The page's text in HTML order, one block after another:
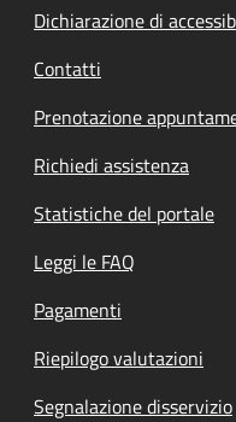
Dichiarazione di
Contatti
Prenotazione
Richiedi assistenza
Statistiche del portale
Leggi le FAQ
Pagamenti
Riepilogo valutazioni
Segnalazione disservizio